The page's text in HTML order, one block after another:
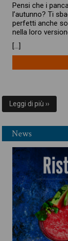
Pensi che i
l’autunno? Ti
perfetti anche
nella loro
[…]
Leggi di più ››
News